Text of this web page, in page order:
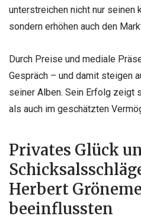
unterstreichen nicht nur seinen
sondern erhöhen auch den
Durch Preise und mediale
Gespräch – und damit steigen
seiner Alben. Sein Erfolg zeigt
als auch im geschätzten
Privates Glück
Herbert
beeinflussten